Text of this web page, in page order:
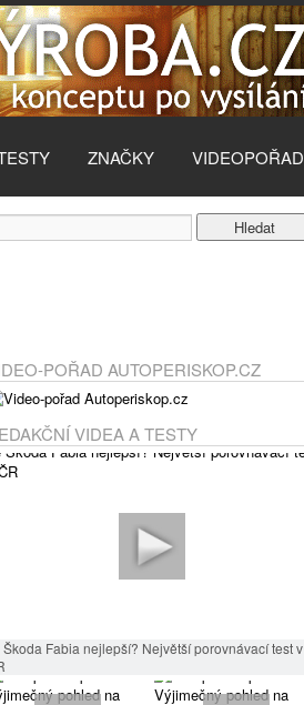
ZNAČKY VIDEOPOŘAD
POŘAD AUTOPERISKOP.CZ
VIDEA A TESTY
Škoda Fabia nejlepší? Největší porovnávací test v